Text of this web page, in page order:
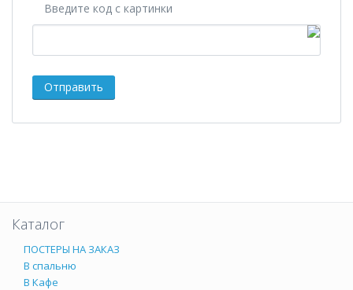
Введите код с картинки
Каталог
ПОСТЕРЫ НА ЗАКАЗ
В спальню
В Кафе